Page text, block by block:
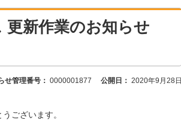
更新作業のお知らせ
せ管理番号： 0000001877 公開日： 2020年9月28日
ございます。